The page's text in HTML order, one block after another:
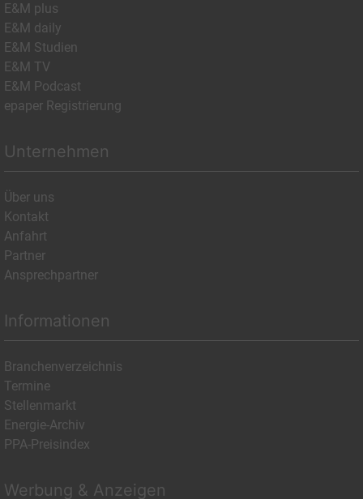
E&M plus
E&M daily
E&M Studien
E&M TV
E&M Podcast
epaper Registrierung
Unternehmen
Über uns
Kontakt
Anfahrt
Partner
Ansprechpartner
Informationen
Branchenverzeichnis
Termine
Stellenmarkt
Energie-Archiv
PPA-Preisindex
Werbung & Anzeigen